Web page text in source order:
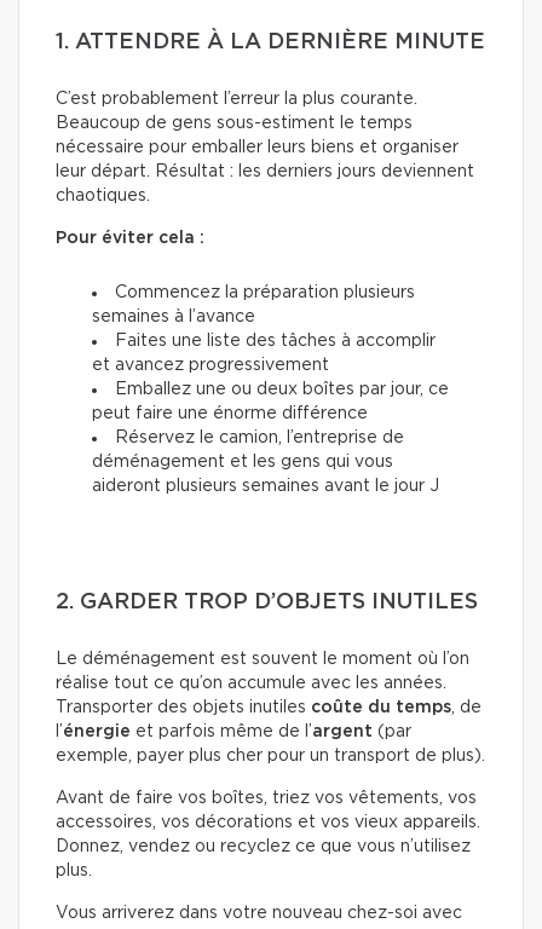
1. ATTENDRE À LA DERNIÈRE MINUTE
C’est probablement l’erreur la plus courante.
Beaucoup de gens sous-estiment le temps
nécessaire pour emballer leurs biens et organiser
leur départ. Résultat : les derniers jours deviennent
chaotiques.
Pour éviter cela :
Commencez la préparation plusieurs
semaines à l’avance
Faites une liste des tâches à accomplir
et avancez progressivement
Emballez une ou deux boîtes par jour, ce
peut faire une énorme différence
Réservez le camion, l’entreprise de
déménagement et les gens qui vous
aideront plusieurs semaines avant le jour J
2. GARDER TROP D’OBJETS INUTILES
Le déménagement est souvent le moment où l’on
réalise tout ce qu’on accumule avec les années.
Transporter des objets inutiles coûte du temps, de
l’énergie et parfois même de l’argent (par
exemple, payer plus cher pour un transport de plus).
Avant de faire vos boîtes, triez vos vêtements, vos
accessoires, vos décorations et vos vieux appareils.
Donnez, vendez ou recyclez ce que vous n’utilisez
plus.
Vous arriverez dans votre nouveau chez-soi avec